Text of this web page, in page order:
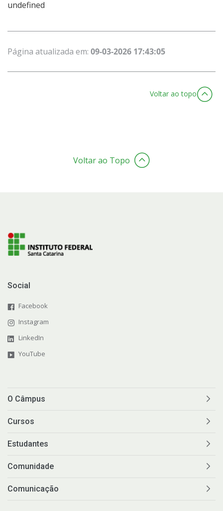
undefined
Página atualizada em: 09-03-2026 17:43:05
Voltar ao topo
Voltar ao Topo
Social
Facebook
Instagram
LinkedIn
YouTube
O Câmpus
Cursos
Estudantes
Comunidade
Comunicação